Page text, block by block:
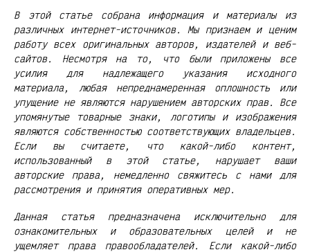
В этой статье собрана информация и материалы из
различных интернет-источников. Мы признаем и ценим
работу всех оригинальных авторов, издателей и веб-
сайтов. Несмотря на то, что были приложены все
усилия для надлежащего указания исходного
материала, любая непреднамеренная оплошность или
упущение не являются нарушением авторских прав. Все
упомянутые товарные знаки, логотипы и изображения
являются собственностью соответствующих владельцев.
Если вы считаете, что какой-либо контент,
использованный в этой статье, нарушает ваши
авторские права, немедленно свяжитесь с нами для
рассмотрения и принятия оперативных мер.
Данная статья предназначена исключительно для
ознакомительных и образовательных целей и не
ущемляет права правообладателей. Если какой-либо